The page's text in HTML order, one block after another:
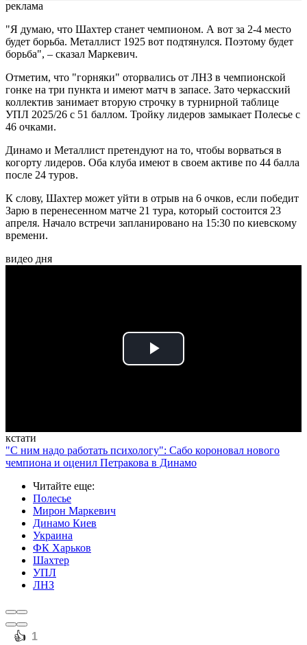
реклама
"Я думаю, что Шахтер станет чемпионом. А вот за 2-4 место
будет борьба. Металлист 1925 вот подтянулся. Поэтому будет
борьба", – сказал Маркевич.
Отметим, что "горняки" оторвались от ЛНЗ в чемпионской
гонке на три пункта и имеют матч в запасе. Зато черкасский
коллектив занимает вторую строчку в турнирной таблице
УПЛ 2025/26 с 51 баллом. Тройку лидеров замыкает Полесье с
46 очками.
Динамо и Металлист претендуют на то, чтобы ворваться в
когорту лидеров. Оба клуба имеют в своем активе по 44 балла
после 24 туров.
К слову, Шахтер может уйти в отрыв на 6 очков, если победит
Зарю в перенесенном матче 21 тура, который состоится 23
апреля. Начало встречи запланировано на 15:30 по киевскому
времени.
видео дня
Play
кстати
"С ним надо работать психологу": Сабо короновал нового
чемпиона и оценил Петракова в Динамо
Читайте еще:
Полесье
Мирон Маркевич
Динамо Киев
Украина
ФК Харьков
Шахтер
УПЛ
ЛНЗ
️👍 1